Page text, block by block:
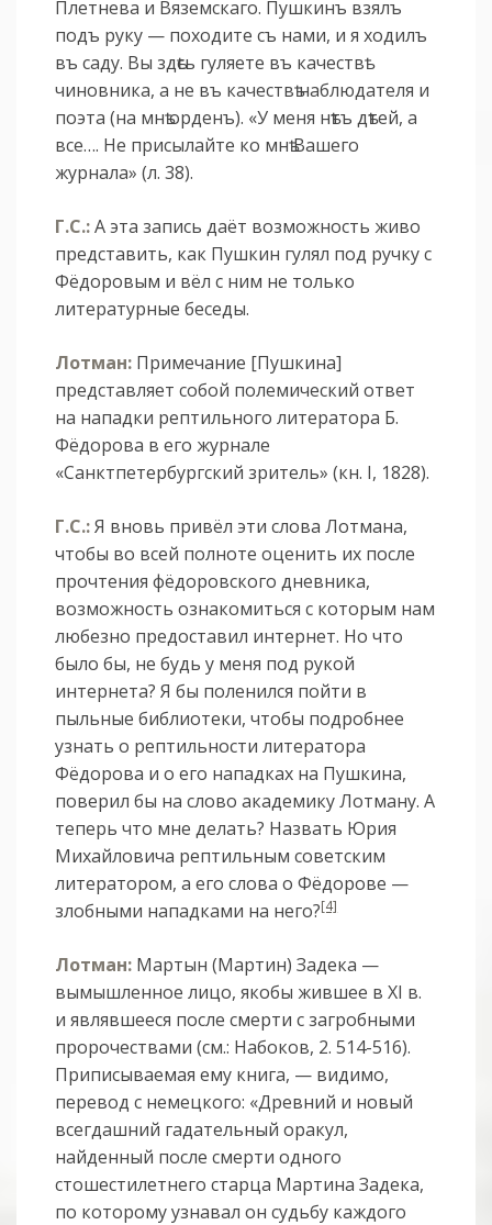
Плетнева и Вяземскаго. Пушкинъ взялъ
подъ руку — походите съ нами, и я ходилъ
въ саду. Вы здѣсь гуляете въ качествѣ
чиновника, а не въ качествѣ наблюдателя и
поэта (на мнѣ орденъ). «У меня нѣтъ дѣтей, а
все…. Не присылайте ко мнѣ Вашего
журнала» (л. 38).
Г.С.:А эта запись даёт возможность живо
представить, как Пушкин гулял под ручку с
Фёдоровым и вёл с ним не только
литературные беседы.
Лотман: Примечание [Пушкина]
представляет собой полемический ответ
на нападки рептильного литератора Б.
Фёдорова в его журнале
«Санктпетербургский зритель» (кн. I, 1828).
Г.С.:Я вновь привёл эти слова Лотмана,
чтобы во всей полноте оценить их после
прочтения фёдоровского дневника,
возможность ознакомиться с которым нам
любезно предоставил интернет. Но что
было бы, не будь у меня под рукой
интернета? Я бы поленился пойти в
пыльные библиотеки, чтобы подробнее
узнать о рептильности литератора
Фёдорова и о его нападках на Пушкина,
поверил бы на слово академику Лотману. А
теперь что мне делать? Назвать Юрия
Михайловича рептильным советским
литератором, а его слова о Фёдорове —
злобными нападками на него?[4]
Лотман: Мартын (Мартин) Задека —
вымышленное лицо, якобы жившее в XI в.
и являвшееся после смерти с загробными
пророчествами (см.: Набоков, 2. 514-516).
Приписываемая ему книга, — видимо,
перевод с немецкого: «Древний и новый
всегдашний гадательный оракул,
найденный после смерти одного
стошестилетнего старца Мартина Задека,
по которому узнавал он судьбу каждого